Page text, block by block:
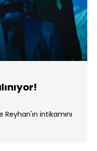
intikamını